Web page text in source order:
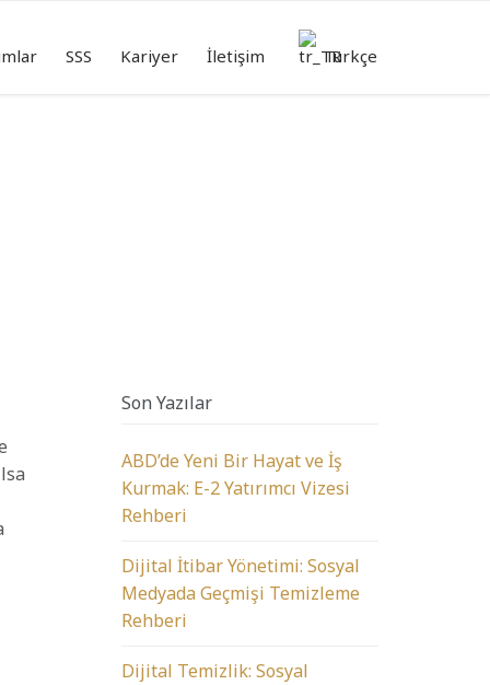
SSS Kariyer İletişim Türkçe
Son Yazılar
ABD’de Yeni Bir Hayat ve İş
Kurmak: E-2 Yatırımcı Vizesi
Rehberi
Dijital İtibar Yönetimi: Sosyal
Medyada Geçmişi Temizleme
Rehberi
Dijital Temizlik: Sosyal